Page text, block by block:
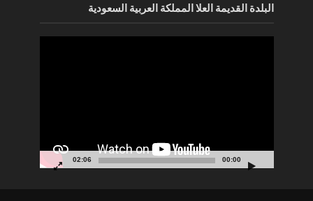
البلدة القديمة العلا المملكة العربية السعودية
00:00
02:06